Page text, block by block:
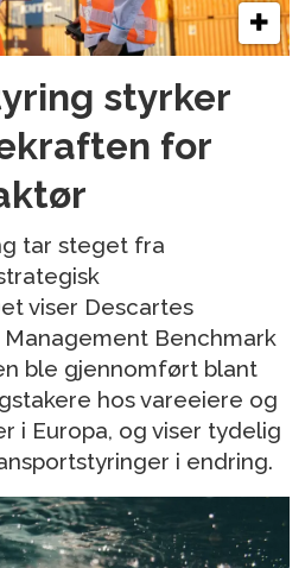
styrker
for
tar steget fra
viser Descartes
Management Benchmark
ble gjennomført blant
hos vareeiere og
i Europa, og viser tydelig
i endring.